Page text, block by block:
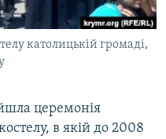
католицькій громаді,
церемонія
в якій до 2008